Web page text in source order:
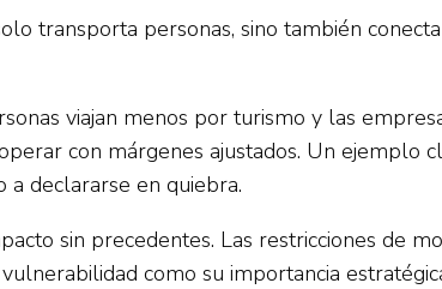
transporta personas, sino también
viajan menos por turismo y las
con márgenes ajustados. Un ejemplo
a declararse en quiebra.
sin precedentes. Las restricciones de
como su importancia